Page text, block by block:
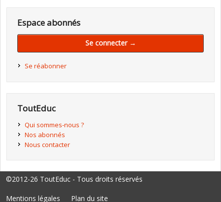
Espace abonnés
Se connecter →
Se réabonner
ToutEduc
Qui sommes-nous ?
Nos abonnés
Nous contacter
©2012-26 ToutEduc - Tous droits réservés
Mentions légales Plan du site